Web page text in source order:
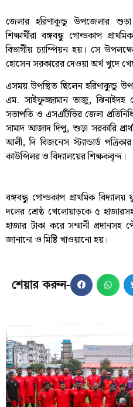
জেলার হরিণাকুন্ডু উপজেলার শুড়া
শিক্ষার্থীরা বঙ্গবন্ধু গোল্ডকাপ
বিভাগীয় চ্যাম্পিয়ন হয়। সে
হোসেন সরকারের দেওয়া অর্থ খুদে
এসময় উপস্থিত ছিলেন হরিণাকুন্ডু
এম. সাইফুজ্জামান তাজু, ঝিনাইদহ
সভাপতি ও এসএটিভির জেলা
সামাদ আজাদ দিপু, শুড়া সরকারি
আলী, দি বিজনেস স্ট্যান্ডার্ড
কাউন্সিলর ও বিদ্যালয়ের শিক্ষকবৃন্দ।
বঙ্গবন্ধু গোল্ডকাপ প্রাথমিক বিদ্যালয়
দলের শ্রেষ্ঠ খেলোয়াড়কে ৫
হাজার টাকা করে সম্মানী
জানানো ও মিষ্টি খাওয়ানো হয়।
শেয়ার করুন-